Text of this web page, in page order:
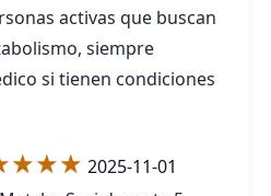
activas que buscan
siempre
si tienen condiciones
2025-11-01